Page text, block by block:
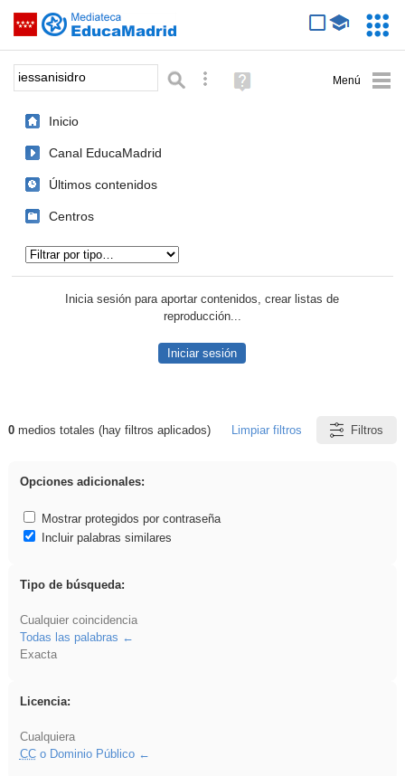
Saltar navegación
Palabra o frase: Búsqueda avanzada
Ayuda
(en
Inicio
Canal EducaMadrid
Últimos contenidos
Centros
Inicia sesión para aportar contenidos, crear listas de
reproducción...
Iniciar sesión
Resultados de: iessanisidro
0medios totales (hay filtros aplicados) Limpiar filtros Filtros
Opciones adicionales:
Mostrar protegidos por contraseña
Incluir palabras similares
Tipo de búsqueda:
Cualquier coincidencia
Todas las palabras
Exacta
Licencia:
Cualquiera
CCo Dominio Público